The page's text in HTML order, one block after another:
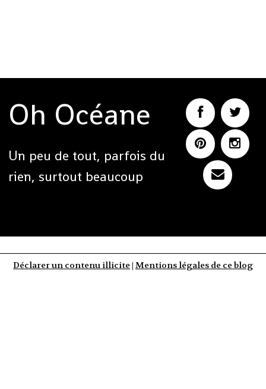
Oh Océane
Un peu de tout, parfois du
rien, surtout beaucoup
Déclarer un contenu illicite | Mentions légales de ce blog